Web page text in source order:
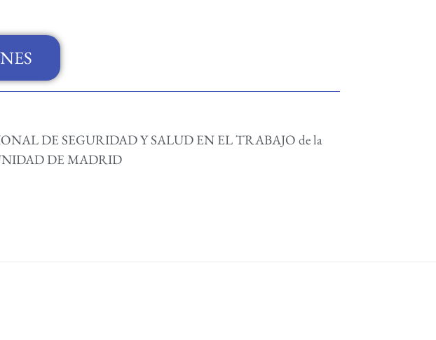
DE SEGURIDAD Y SALUD EN EL TRABAJO de la
DE MADRID